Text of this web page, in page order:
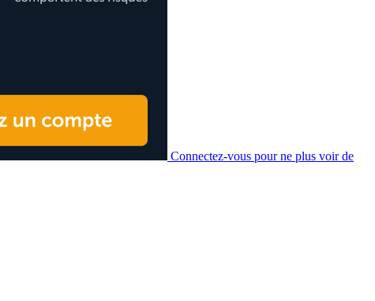
Connectez-vous pour ne plus voir de